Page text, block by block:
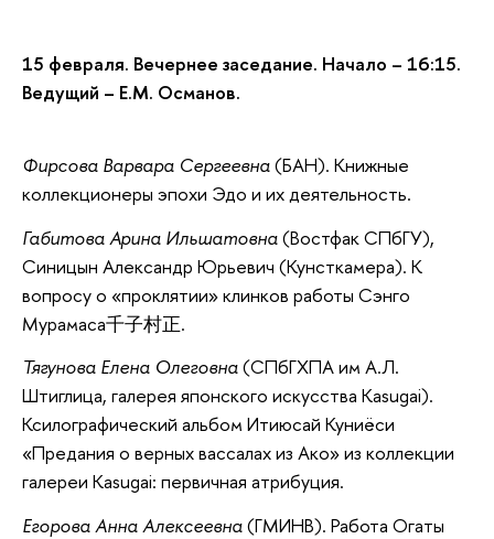
15 февраля. Вечернее заседание. Начало – 16:15.
Ведущий – Е.М. Османов.
Фирсова Варвара Сергеевна(БАН). Книжные
коллекционеры эпохи Эдо и их деятельность.
Габитова Арина Ильшатовна(Востфак СПбГУ),
Синицын Александр Юрьевич (Кунсткамера). К
вопросу о «проклятии» клинков работы Сэнго
Мурамаса千子村正.
Тягунова Елена Олеговна(СПбГХПА им А.Л.
Штиглица, галерея японского искусства Kasugai).
Ксилографический альбом Итиюсай Куниёси
«Предания о верных вассалах из Ако» из коллекции
галереи Kasugai: первичная атрибуция.
Егорова Анна Алексеевна(ГМИНВ). Работа Огаты